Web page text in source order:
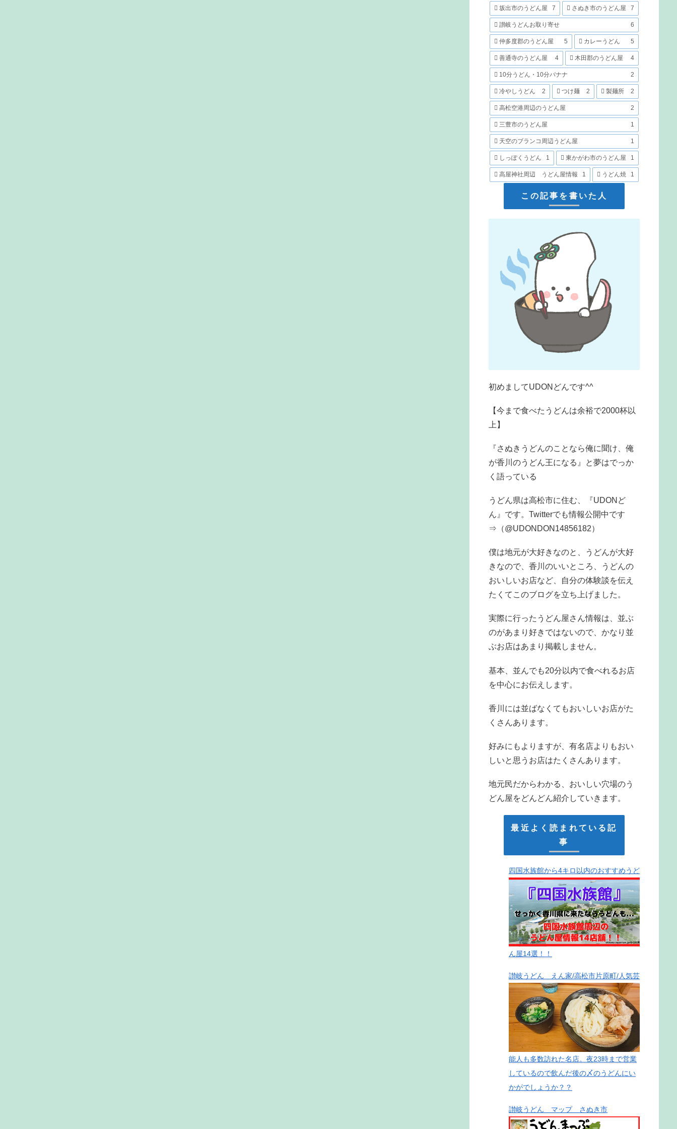
坂出市のうどん屋 7 さぬき市のうどん屋 7
讃岐うどんお取り寄せ 6
仲多度郡のうどん屋 5 カレーうどん 5
善通寺のうどん屋 4 木田郡のうどん屋 4
10分うどん・10分バナナ 2
冷やしうどん 2 つけ麺 2 製麺所 2
高松空港周辺のうどん屋 2
三豊市のうどん屋 1
天空のブランコ周辺うどん屋 1
しっぽくうどん 1 東かがわ市のうどん屋 1
高屋神社周辺 うどん屋情報 1 うどん焼 1
この記事を書いた人
初めましてUDONどんです^^
【今まで食べたうどんは余裕で2000杯以
上】
『さぬきうどんのことなら俺に聞け、俺
が香川のうどん王になる』と夢はでっか
く語っている
うどん県は高松市に住む、『UDONど
ん』です。Twitterでも情報公開中です
⇒（@UDONDON14856182）
僕は地元が大好きなのと、うどんが大好
きなので、香川のいいところ、うどんの
おいしいお店など、自分の体験談を伝え
たくてこのブログを立ち上げました。
実際に行ったうどん屋さん情報は、並ぶ
のがあまり好きではないので、かなり並
ぶお店はあまり掲載しません。
基本、並んでも20分以内で食べれるお店
を中心にお伝えします。
香川には並ばなくてもおいしいお店がた
くさんあります。
好みにもよりますが、有名店よりもおい
しいと思うお店はたくさんあります。
地元民だからわかる、おいしい穴場のう
どん屋をどんどん紹介していきます。
最近よく読まれている記
事
四国水族館から4キロ以内のおすすめうど
ん屋14選！！
讃岐うどん えん家/高松市片原町/人気芸
能人も多数訪れた名店。夜23時まで営業
しているので飲んだ後の〆のうどんにい
かがでしょうか？？
讃岐うどん マップ さぬき市